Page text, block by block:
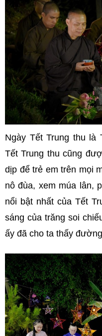
Ngày Tết Trung thu là
Tết Trung thu cũng
dịp để trẻ em trên mọi
nô đùa, xem múa lân,
nổi bật nhất của Tết
sáng của trăng soi
ấy đã cho ta thấy